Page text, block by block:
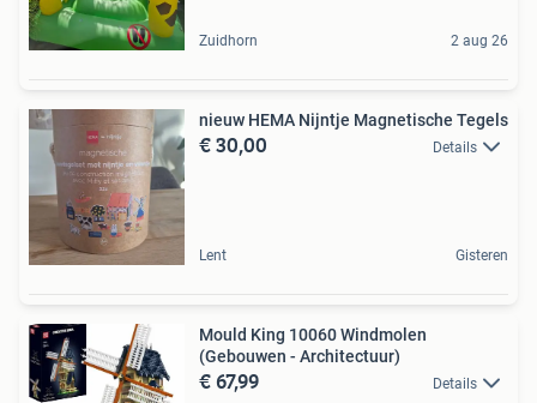
Zuidhorn 2 aug 26
nieuw HEMA Nijntje Magnetische Tegels
€ 30,00 Details
Lent Gisteren
Mould King 10060 Windmolen
(Gebouwen - Architectuur)
€ 67,99 Details